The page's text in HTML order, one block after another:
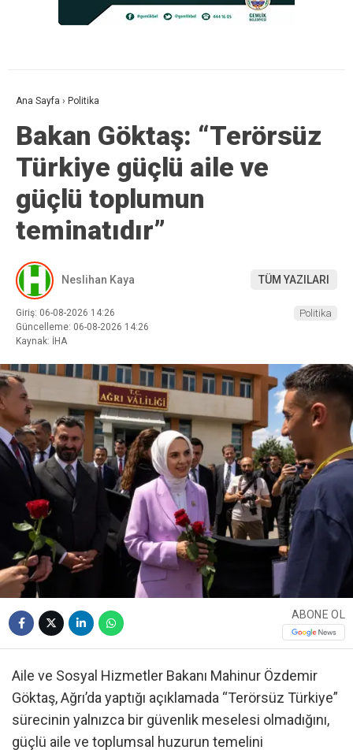
Ana Sayfa › Politika
Bakan Göktaş: “Terörsüz
Türkiye güçlü aile ve
güçlü toplumun
teminatıdır”
Neslihan Kaya TÜM YAZILARI
Giriş: 06-08-2026 14:26
Güncelleme: 06-08-2026 14:26
Kaynak: İHA
Politika
ABONE OL
Aile ve Sosyal Hizmetler Bakanı Mahinur Özdemir
Göktaş, Ağrı’da yaptığı açıklamada “Terörsüz Türkiye”
sürecinin yalnızca bir güvenlik meselesi olmadığını,
güçlü aile ve toplumsal huzurun temelini